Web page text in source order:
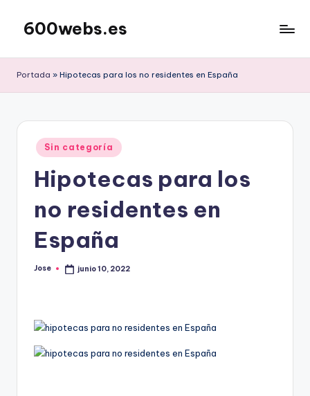
Saltar
contenido
600webs.es
Portada » Hipotecas para los no residentes en España
Publicado
en
Sin categoría
Hipotecas para los
no residentes en
España
Publicado
Jose junio 10, 2022